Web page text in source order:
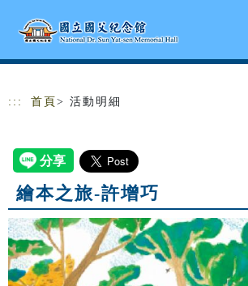
::: 首頁 > 活動明細
繪本之旅-許增巧